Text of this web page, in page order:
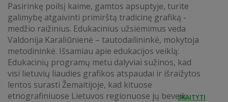
Pasirinkę poilsį kaime, gamtos apsuptyje, turite
galimybę atgaivinti primirštą tradicinę grafiką -
medžio raižinius. Edukacinius užsiėmimus veda
Valdonija Karaliūnienė – tautodailininkė, mokytoja
metodininkė. Išsamiau apie edukacijos veiklą:
Edukacinių programų metu dalyviai sužinos, kad
visi lietuvių liaudies grafikos atspaudai ir išraižytos
lentos surasti Žemaitijoje, kad kituose
etnografiniuose Lietuvos regionuose jų beveik...SKAITYTI